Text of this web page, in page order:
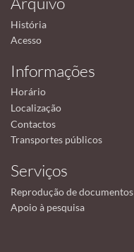
História
Acesso
Informações
Horário
Localização
Contactos
Transportes públicos
Serviços
Reprodução de documentos
Apoio à pesquisa